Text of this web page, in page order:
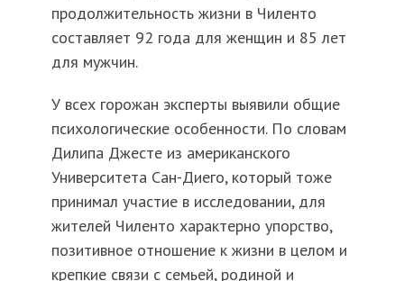
продолжительность жизни в Чиленто
составляет 92 года для женщин и 85 лет
для мужчин.
У всех горожан эксперты выявили общие
психологические особенности. По словам
Дилипа Джесте из американского
Университета Сан-Диего, который тоже
принимал участие в исследовании, для
жителей Чиленто характерно упорство,
позитивное отношение к жизни в целом и
крепкие связи с семьей, родиной и